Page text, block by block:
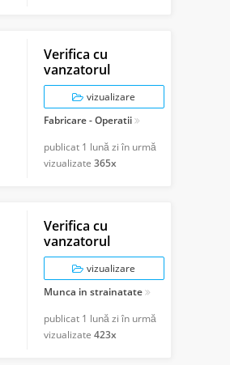
Verifica cu
vanzatorul
vizualizare
Fabricare - Operatii
publicat 1 lună zi în urmă
vizualizate 365x
Verifica cu
vanzatorul
vizualizare
Munca in strainatate
publicat 1 lună zi în urmă
vizualizate 423x